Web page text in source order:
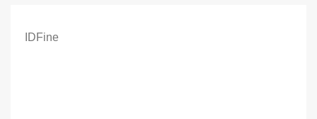
IDFine